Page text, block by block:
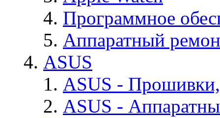
Программное
Аппаратный
ASUS
ASUS -
ASUS -